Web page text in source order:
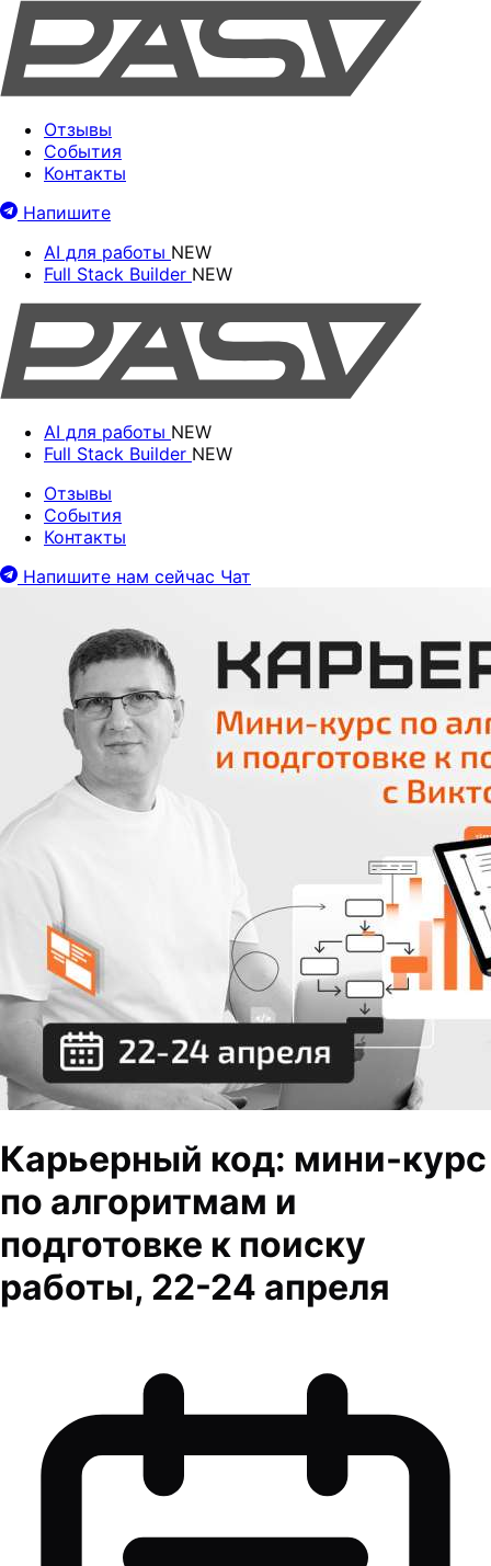
Отзывы
События
Контакты
Напишите
AI для работы NEW
Full Stack Builder NEW
AI для работы NEW
Full Stack Builder NEW
Отзывы
События
Контакты
Напишите нам сейчас Чат
Карьерный код: мини-курс
по алгоритмам и
подготовке к поиску
работы, 22-24 апреля